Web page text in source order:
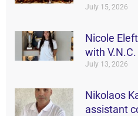
July 15, 2026
Nicole
with
July 13, 2026
Nikolaos
assistant